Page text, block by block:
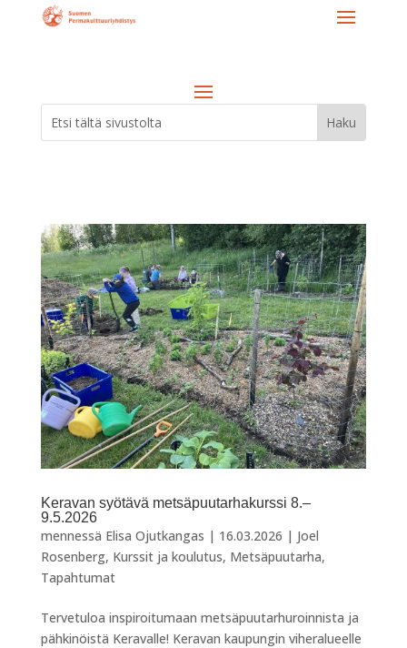
Keravan syötävä metsäpuutarhakurssi 8.–
9.5.2026
mennessä Elisa Ojutkangas | 16.03.2026 | Joel
Rosenberg, Kurssit ja koulutus, Metsäpuutarha,
Tapahtumat
Tervetuloa inspiroitumaan metsäpuutarhuroinnista ja
pähkinöistä Keravalle! Keravan kaupungin viheralueelle